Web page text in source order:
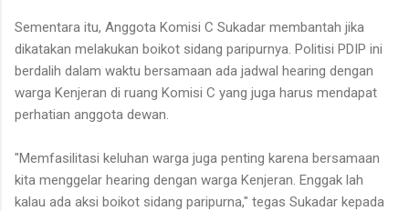
Sementara itu, Anggota Komisi C Sukadar membantah jika
dikatakan melakukan boikot sidang paripurnya. Politisi PDIP ini
berdalih dalam waktu bersamaan ada jadwal hearing dengan
warga Kenjeran di ruang Komisi C yang juga harus mendapat
perhatian anggota dewan.
"Memfasilitasi keluhan warga juga penting karena bersamaan
kita menggelar hearing dengan warga Kenjeran. Enggak lah
kalau ada aksi boikot sidang paripurna," tegas Sukadar kepada